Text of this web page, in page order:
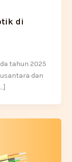
di
tahun 2025
dan